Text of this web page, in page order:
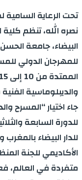
تحت الرعاية
نصره الله، تنظم كلية
للمهرجان الدولي
والديبلوماسية
جاء اختيار “المسرح
للدورة السابعة
للدار البيضاء
الأكاديمي للجنة
متفردة في العالم،